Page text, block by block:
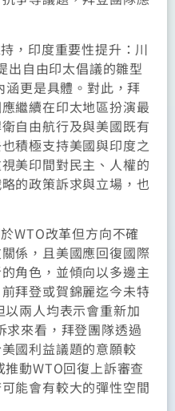
，印度重要性提升：川
出自由印太倡議的雛型
更是具體。對此，拜
繼續在印太地區扮演最
自由航行及與美國既有
積極支持美國與印度之
美印間對民主、人權的
的政策訴求與立場，也
WTO改革但方向不確
係，且美國應回復國際
角色，並傾向以多邊主
拜登或賀錦麗迄今未特
兩人均表示會重新加
求來看，拜登團隊透過
國利益議題的意願較
動WTO回復上訴審查
能會有較大的彈性空間